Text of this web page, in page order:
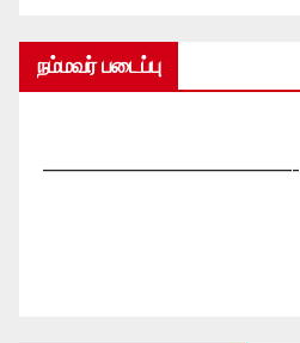
நம்மவர் படைப்பு
—————————————-